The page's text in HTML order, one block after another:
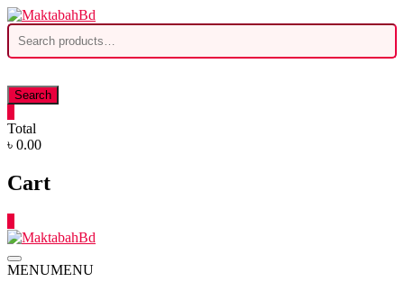
Skip
to
content
Search
for:
Search
Total
৳ 0.00
Cart
MENUMENU